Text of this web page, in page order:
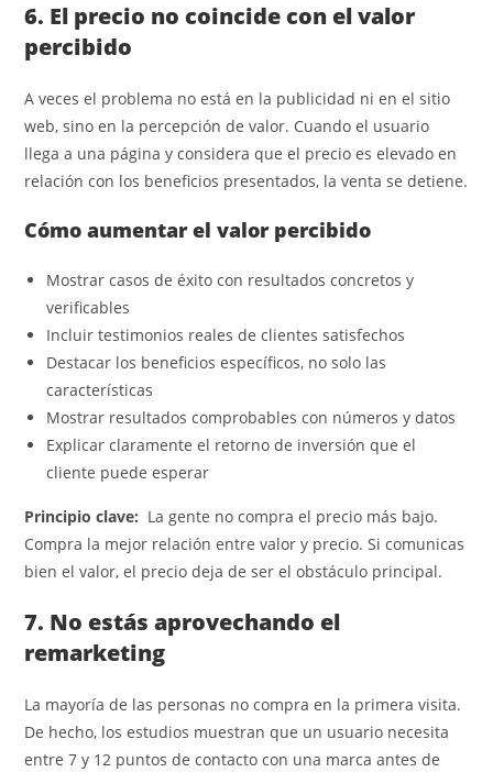
6. El precio no coincide con el valor
percibido
A veces el problema no está en la publicidad ni en el sitio
web, sino en la percepción de valor. Cuando el usuario
llega a una página y considera que el precio es elevado en
relación con los beneficios presentados, la venta se detiene.
Cómo aumentar el valor percibido
Mostrar casos de éxito con resultados concretos y
verificables
Incluir testimonios reales de clientes satisfechos
Destacar los beneficios específicos, no solo las
características
Mostrar resultados comprobables con números y datos
Explicar claramente el retorno de inversión que el
cliente puede esperar
Principio clave: La gente no compra el precio más bajo.
Compra la mejor relación entre valor y precio. Si comunicas
bien el valor, el precio deja de ser el obstáculo principal.
7. No estás aprovechando el
remarketing
La mayoría de las personas no compra en la primera visita.
De hecho, los estudios muestran que un usuario necesita
entre 7 y 12 puntos de contacto con una marca antes de